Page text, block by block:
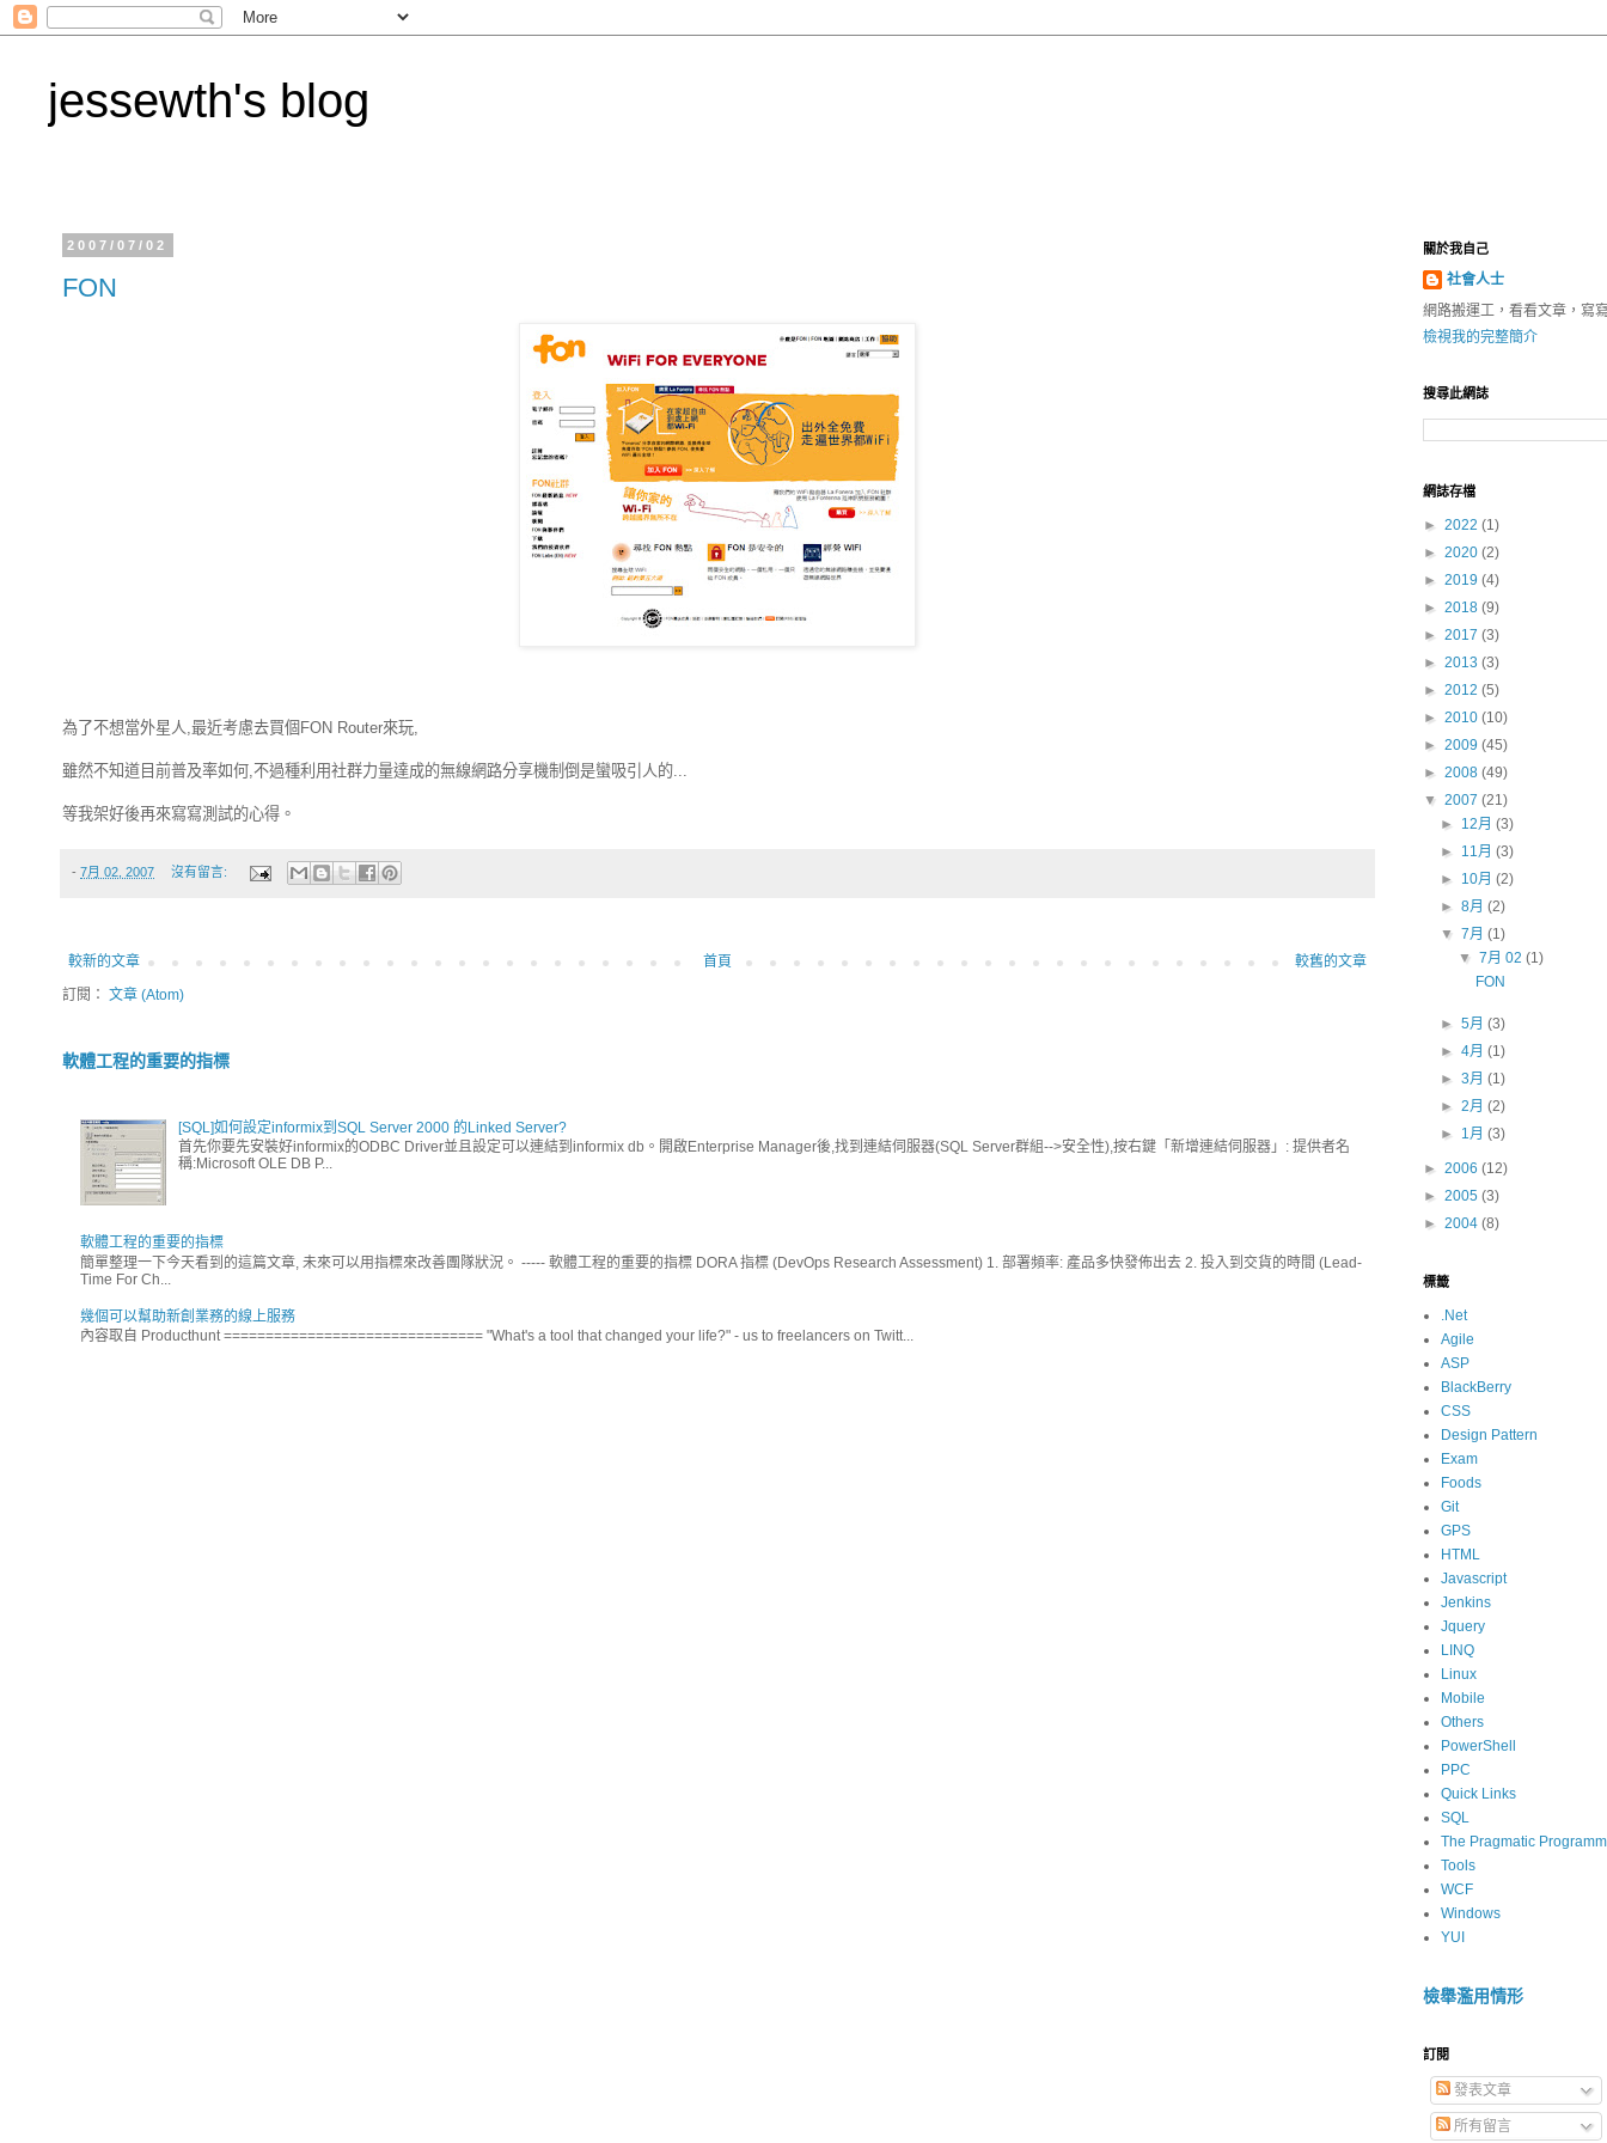
jessewth's blog
2007/07/02
FON
為了不想當外星人,最近考慮去買個FON Router來玩,
雖然不知道目前普及率如何,不過種利用社群力量達成的無線網路分享機制倒是蠻吸引人的...
等我架好後再來寫寫測試的心得。
- 7月 02, 2007 沒有留言:
較新的文章 較舊的文章
首頁
訂閱： 文章 (Atom)
軟體工程的重要的指標
[SQL]如何設定informix到SQL Server 2000 的Linked Server?
首先你要先安裝好informix的ODBC Driver並且設定可以連結到informix db。開啟Enterprise Manager後,找到連結伺服器(SQL Server群組-->安全性),按右鍵「新增連結伺服器」: 提供者名
稱:Microsoft OLE DB P...
軟體工程的重要的指標
簡單整理一下今天看到的這篇文章, 未來可以用指標來改善團隊狀況。 ----- 軟體工程的重要的指標 DORA 指標 (DevOps Research Assessment) 1. 部署頻率: 產品多快發佈出去 2. 投入到交貨的時間 (Lead-
Time For Ch...
幾個可以幫助新創業務的線上服務
內容取自 Producthunt =============================== "What's a tool that changed your life?" - us to freelancers on Twitt...
關於我自己
社會人士
網路搬運工，看看文章，寫
檢視我的完整簡介
搜尋此網誌
網誌存檔
► 2022 (1)
► 2020 (2)
► 2019 (4)
► 2018 (9)
► 2017 (3)
► 2013 (3)
► 2012 (5)
► 2010 (10)
► 2009 (45)
► 2008 (49)
▼ 2007 (21)
► 12月(3)
► 11月(3)
► 10月(2)
►8月(2)
▼7月(1)
▼ 7月 02 (1)
FON
►5月(3)
►4月(1)
►3月(1)
►2月(2)
► 1月(3)
► 2006 (12)
► 2005 (3)
► 2004 (8)
標籤
.Net
Agile
ASP
BlackBerry
CSS
Design Pattern
Exam
Foods
Git
GPS
HTML
Javascript
Jenkins
Jquery
LINQ
Linux
Mobile
Others
PowerShell
PPC
Quick Links
SQL
The Pragmatic
Tools
WCF
Windows
YUI
檢舉濫用情形
訂閱
發表文章
所有留言